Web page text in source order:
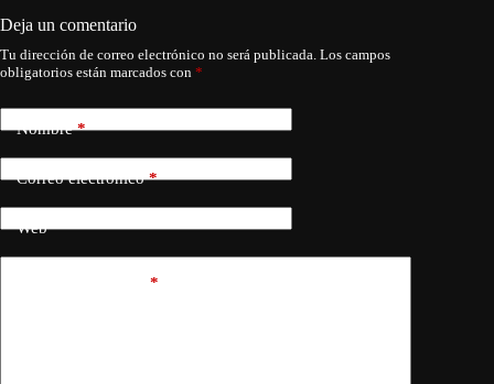
Deja un comentario
Tu dirección de correo electrónico no será publicada. Los campos
obligatorios están marcados con *
Nombre*
Correo electrónico*
Web
*